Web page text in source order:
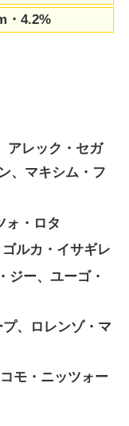
・4.2%
アレック・セガ
、マキシム・フ
・ロタ
ルカ・イサギレ
ー、ユーゴ・
、ロレンゾ・マ
モ・ニッツォー